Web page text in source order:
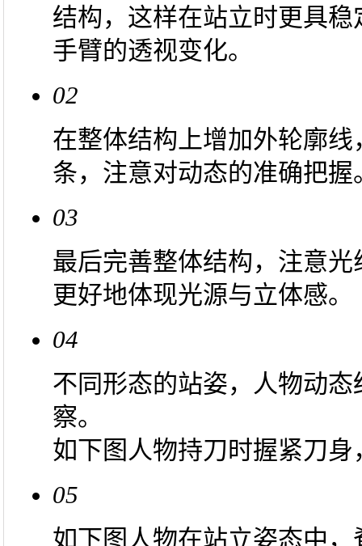
结构，这样在站立时更具
手臂的透视变化。
02
在整体结构上增加外轮廓
条，注意对动态的准确把握
03
最后完善整体结构，注意
更好地体现光源与立体感。
04
不同形态的站姿，人物动
察。
如下图人物持刀时握紧刀
05
如下图人物在站立姿态中